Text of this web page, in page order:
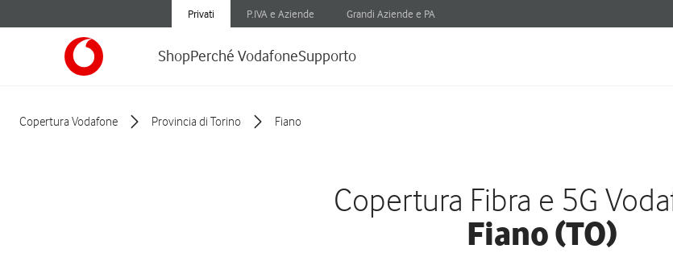
Privati P.IVA e Aziende Grandi Aziende e PA
ShopPerché VodafoneSupporto
Copertura Vodafone Provincia di Torino Fiano
Copertura Fibra e 5G
Fiano (TO)